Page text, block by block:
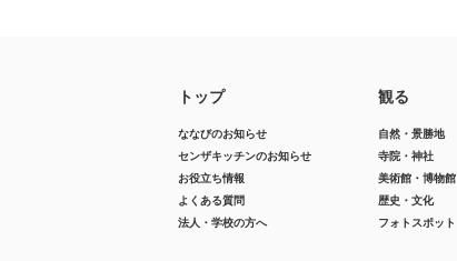
トップ
ななびのお知らせ
センザキッチンのお知らせ
お役立ち情報
よくある質問
法人・学校の方へ
観る
自然・景勝地
寺院・神社
美術館・博物館
歴史・文化
フォトスポット